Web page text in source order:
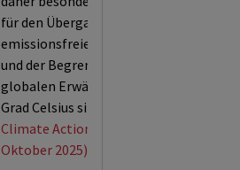
für den Übergang zu einer
emissionsfreien Wirtschaft
und der Begrenzung der
globalen Erwärmung um 1,5
Grad Celsius sind.
Climate Action 100+ (Stand:
Oktober 2025)